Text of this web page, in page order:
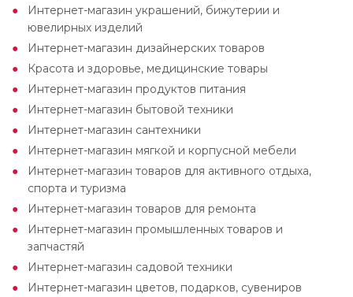
Интернет-магазин украшений, бижутерии и
ювелирных изделий
Интернет-магазин дизайнерских товаров
Красота и здоровье, медицинские товары
Интернет-магазин продуктов питания
Интернет-магазин бытовой техники
Интернет-магазин сантехники
Интернет-магазин мягкой и корпусной мебели
Интернет-магазин товаров для активного отдыха,
спорта и туризма
Интернет-магазин товаров для ремонта
Интернет-магазин промышленных товаров и
запчастяй
Интернет-магазин садовой техники
Интернет-магазин цветов, подарков, сувениров